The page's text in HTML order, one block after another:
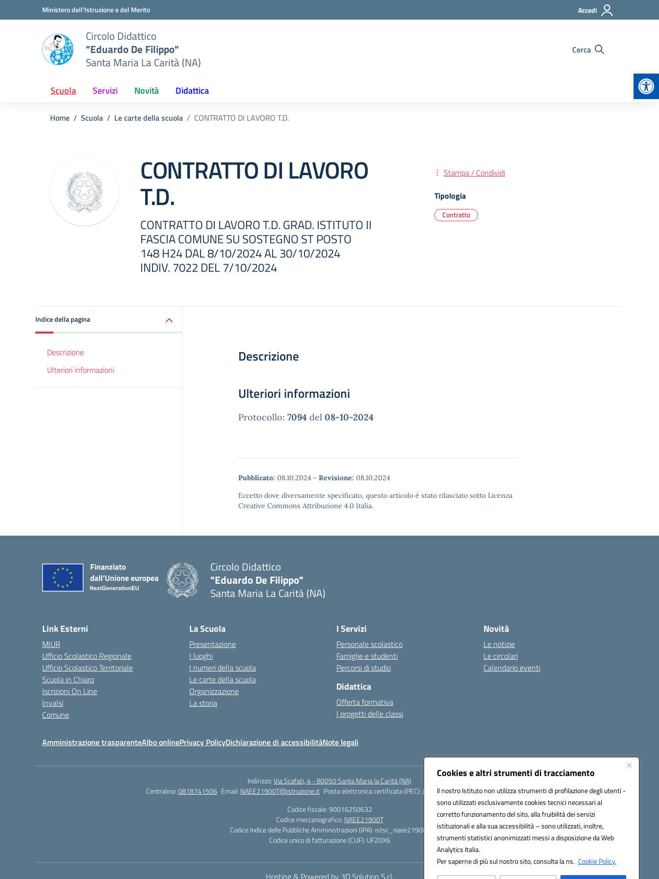
Cookies e altri strumenti di tracciamento
Il nostro Istituto non utilizza strumenti di profilazione degli utenti -
sono utilizzati esclusivamente cookies tecnici necessari al
corretto funzionamento del sito, alla fruibilità dei servizi
istituzionali e alla sua accessibilità – sono utilizzati, inoltre,
strumenti statistici anonimizzati messi a disposizione da Web
Analytics Italia.
Per saperne di più sul nostro sito, consulta la ns. Cookie Policy.
Vai ai contenuti
Vai al menu di navigazioneMinistero dell'Istruzione e del Merito Accedi
Circolo Didattico
"Eduardo De Filippo"
Santa Maria La Carità (NA)
Cerca
Scuola Servizi Novità Didattica
Home Scuola Le carte della scuola CONTRATTO DI LAVORO T.D.
CONTRATTO DI LAVORO
T.D.
CONTRATTO DI LAVORO T.D. GRAD. ISTITUTO II
FASCIA COMUNE SU SOSTEGNO ST POSTO
148 H24 DAL 8/10/2024 AL 30/10/2024
INDIV. 7022 DEL 7/10/2024
Stampa / Condividi
Tipologia
Contratto
Indice della pagina
Descrizione
Ulteriori informazioni
Descrizione
Ulteriori informazioni
Protocollo: 7094 del 08-10-2024
Pubblicato: 08.10.2024 - Revisione: 08.10.2024
Eccetto dove diversamente specificato, questo articolo è stato rilasciato sotto Licenza
Creative Commons Attribuzione 4.0 Italia.
Circolo Didattico
"Eduardo De Filippo"
Santa Maria La Carità (NA)
Link Esterni
MIUR
Ufficio Scolastico Regionale
Ufficio Scolastico Territoriale
Scuola in Chiaro
Iscrizioni On Line
Invalsi
Comune
La Scuola
Presentazione
I luoghi
I numeri della scuola
Le carte della scuola
Organizzazione
La storia
I Servizi
Personale scolastico
Famiglie e studenti
Percorsi di studio
Didattica
Offerta formativa
I progetti delle classi
Novità
Le notizie
Le circolari
Calendario eventi
Amministrazione trasparenteAlbo onlinePrivacy PolicyDichiarazione di accessibilitàNote legali
Indirizzo:Via Scafati, 4 - 80050 Santa Maria la Carità (NA)
Centralino:0818741506 Email: NAEE21900T@istruzione.it Posta elettronica certificata (PEC): NAEE21900T@pec.istruzione.it
Codice fiscale: 90016250632
Codice meccanografico: NAEE21900T
Codice Indice delle Pubbliche Amministrazioni (IPA): istsc_naee21900t
Codice unico di fatturazione (CUF): UFZ0X6
Hosting & Powered by 3D Solution S.r.l.